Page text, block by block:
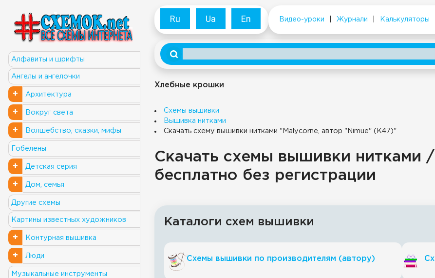
Алфавиты и шрифты
Ангелы и ангелочки
+ Архитектура
+ Вокруг света
+ Волшебство, сказки, мифы
Гобелены
+ Детская серия
+ Дом, семья
Другие схемы
Картины известных художников
+ Контурная вышивка
+ Люди
Музыкальные инструменты
Ru Ua En Видео-уроки Журнали Калькуляторы
Хлебные крошки
Схемы вышивки
Вышивка нитками
Скачать схему вышивки нитками "Malycorne, автор "Nimue" (К47)"
Скачать схемы вышивки нитками
бесплатно без регистрации
Каталоги схем вышивки
Схемы вышивки по производителям (автору)